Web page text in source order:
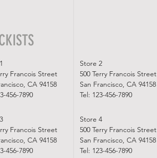
Francois Street
CA 94158
456-7890
Store 2
500 Terry Francois Street
San Francisco, CA 94158
​Tel: 123-456-7890
Francois Street
CA 94158
456-7890
Store 4
500 Terry Francois Street
San Francisco, CA 94158
​Tel: 123-456-7890